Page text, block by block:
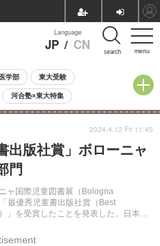
menu
Language
JP / CN search
医学部 東大受験
河合塾×東大特集
中学受験 小学校受験
去問 人気記事
材（中学生向け）
出版社賞」ボローニャ
門
ャ国際児童図書展（Bologna
最優秀児童書出版社賞（Best
」を受賞したことを発表した。日本で
2024.4.12 Fri 11:45